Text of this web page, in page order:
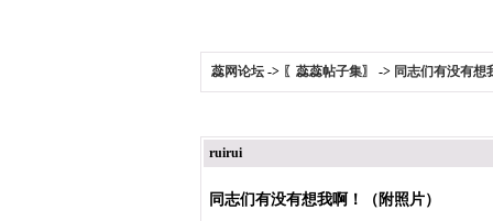
蕊网论坛 -> 〖蕊蕊帖子集〗 -> 同志们有没有想
ruirui
同志们有没有想我啊！（附照片）